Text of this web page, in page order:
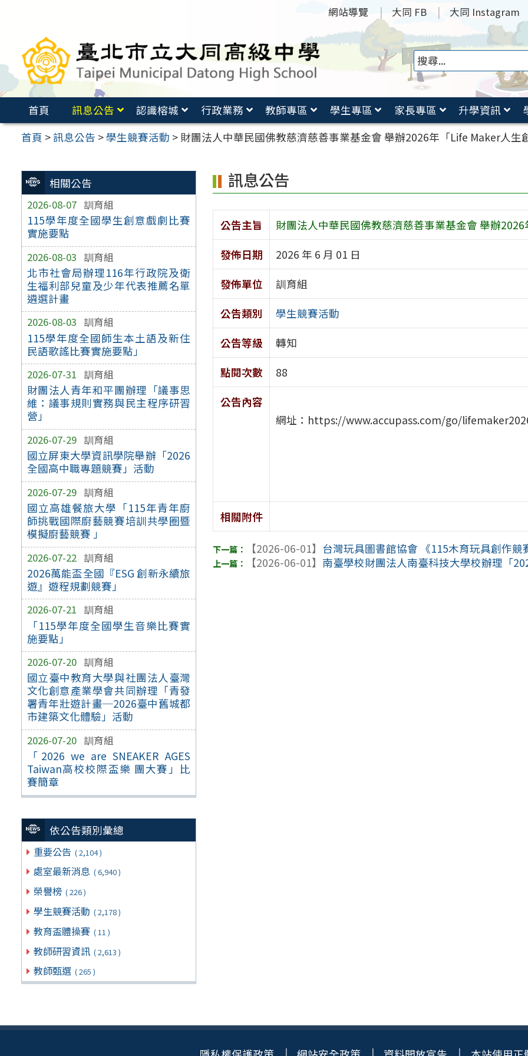
要
容
網站導覽 大同 FB 大同 Instagram
首頁 訊息公告 認識榕城 行政業務 教師專區 學生專區 家長專區 升學資訊
首頁 >訊息公告 >學生競賽活動 > 財團法人中華民國佛教慈濟慈善事業基金會 舉辦2026年「Life Maker人生
相關公告
2026-08-07 訓育組
115學年度全國學生創意戲劇比賽
實施要點
2026-08-03 訓育組
北市社會局辦理116年行政院及衛
生福利部兒童及少年代表推薦名單
遴選計畫
2026-08-03 訓育組
115學年度全國師生本土語及新住
民語歌謠比賽實施要點」
2026-07-31 訓育組
財團法人青年和平團辦理「議事思
維：議事規則實務與民主程序研習
營」
2026-07-29 訓育組
國立屏東大學資訊學院舉辦「2026
全國高中職專題競賽」活動
2026-07-29 訓育組
國立高雄餐旅大學「115年青年廚
師挑戰國際廚藝競賽培訓共學圈暨
模擬廚藝競賽 」
2026-07-22 訓育組
2026萬能盃全國『ESG 創新永續旅
遊』遊程規劃競賽」
2026-07-21 訓育組
「115學年度全國學生音樂比賽實
施要點」
2026-07-20 訓育組
國立臺中教育大學與社團法人臺灣
文化創意產業學會共同辦理「青發
署青年壯遊計畫─2026臺中舊城都
市建築文化體驗」活動
2026-07-20 訓育組
「2026 we are SNEAKER AGES
Taiwan高校校際盃樂 團大賽」比
賽簡章
依公告類別彙總
重要公告 ( 2,104 )
處室最新消息 ( 6,940 )
榮譽榜 ( 226 )
學生競賽活動 ( 2,178 )
教育盃體操賽 ( 11 )
教師研習資訊 ( 2,613 )
教師甄選 ( 265 )
訊息公告
公告主旨
財團法人中華民國佛教慈濟慈善事業基金會 舉辦
發佈日期
2026 年 6 月 01 日
發佈單位
訓育組
公告類別
學生競賽活動
公告等級
轉知
點閱次數
88
公告內容
網址：https://www.accupass.com/go/
相關附件
【2026-06-01】 台灣玩具圖書館協會 《115木育玩具創作
【2026-06-01】 南臺學校財團法人南臺科技大學校辦理「